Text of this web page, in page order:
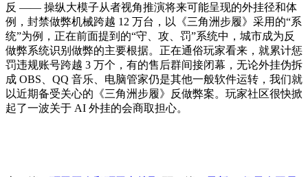
反 —— 操纵大模子从者视角推演将来可能呈现的外挂径和体
例，封禁做弊机械跨越 12 万台，以《三角洲步履》采用的“系
统”为例，正在前面提到的“守、攻、罚”系统中，城市成为反
做弊系统识别做弊的主要根据。正在通俗玩家看来，就累计惩
罚违规账号跨越 3 万个，有的售后群间接闭幕，无论外挂伪拆
成 OBS、QQ 音乐、电脑管家仍是其他一般软件运转，我们就
以近期备受关心的《三角洲步履》反做弊案。玩家社区很快掀
起了一波关于 AI 外挂的会商取担心。